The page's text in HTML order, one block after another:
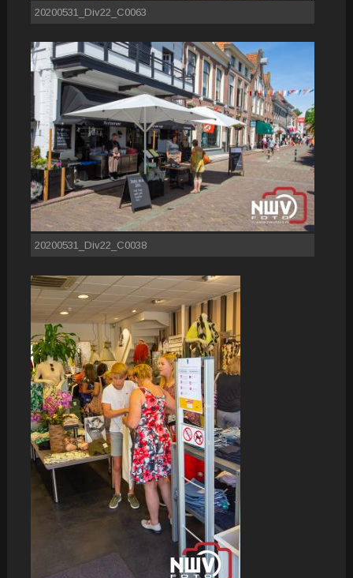
20200531_Div22_C0063
20200531_Div22_C0038